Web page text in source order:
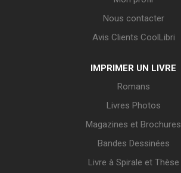
Nous contacter
Avis Clients CoolLibri
IMPRIMER UN LIVRE
Romans
Livres Photos
Magazines et Brochures
Bandes Dessinées
Livre à Spirale et Thèse